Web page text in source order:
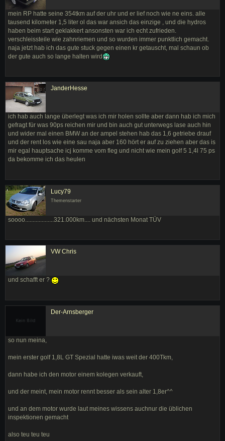
mein RP hatte seine 354tkm auf der uhr und er lief noch wie ne eins. alle
tausend kilometer 1,5 liter ol das war ansich das einzige , und die hydros
haben beim start geklakkert ansonsten war ich echt zufrieden.
verschleissteile wie zahnriemen und so wurden immer punktlich gemacht.
naja jetzt hab ich das gute stuck gegen einen kr getauscht, mal schaun ob
der gute auch so lange halten wird
JanderHesse
ich hab auch lange überlegt was ich mir holen sollte aber dann hab ich mich
gefragt für was 90ps reichen mir und bin auch gut unterwegs lase auch hin
und wider mal einen BMW an der ampel stehen hab das 1,6 getriebe drauf
und der rent los wie eine sau naja aber 160 hört er auf zu ziehen aber das is
mir egal hauptsache icj komme vom fleg und nicht wie mein golf 5 1,4l 75 ps
da bekomme ich das heulen
Lucy79
Themenstarter
soooo...................321.000km.... und nächsten Monat TÜV
VW Chris
und schafft er ?
Der-Arnsberger
so nun meina,
mein erster golf 1,8L GT Spezial hatte iwas weit der 400Tkm,
dann habe ich den motor einem kolegen verkauft,
und der meint, mein motor rennt besser als sein alter 1,8er^^
und an dem motor wurde laut meines wissens auchnur die üblichen
inspektionen gemacht
also teu teu teu